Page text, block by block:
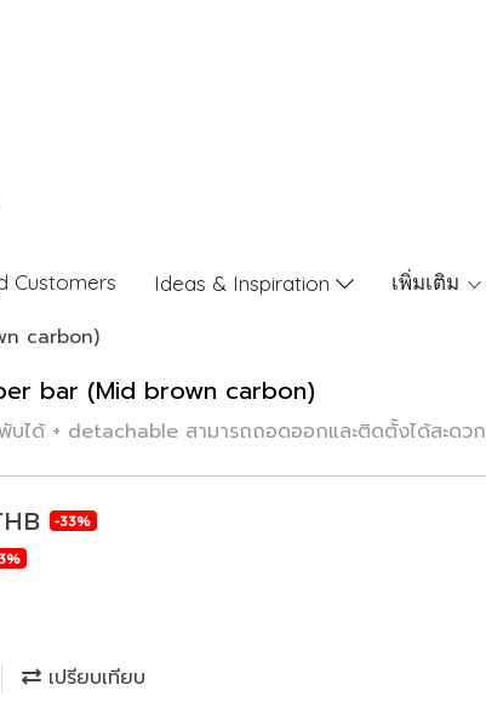
Customers Ideas & Inspiration เพิ่มเติม
carbon)
bar (Mid brown carbon)
ได้ + detachable สามารถถอดออกและติดตั้งได้สะดวก
-33%
เปรียบเทียบ